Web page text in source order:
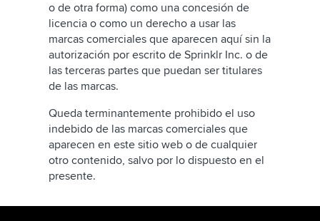
o de otra forma) como una concesión de
licencia o como un derecho a usar las
marcas comerciales que aparecen aquí sin la
autorización por escrito de Sprinklr Inc. o de
las terceras partes que puedan ser titulares
de las marcas.
Queda terminantemente prohibido el uso
indebido de las marcas comerciales que
aparecen en este sitio web o de cualquier
otro contenido, salvo por lo dispuesto en el
presente.